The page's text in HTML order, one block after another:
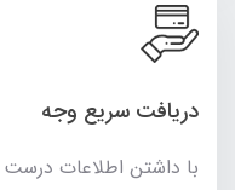
دریافت سریع وجه
با داشتن اطلاعات